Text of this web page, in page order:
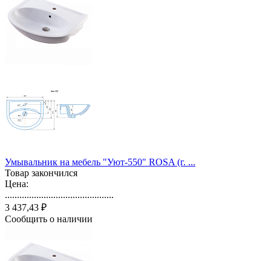
Умывальник на мебель "Уют-550" ROSA (г. ...
Товар закончился
Цена:
.............................................
3 437,43 ₽
Сообщить о наличии